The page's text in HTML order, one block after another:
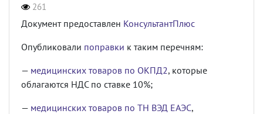
261
Документ предоставлен КонсультантПлюс
Опубликовали поправки к таким перечням:
— медицинских товаров по ОКПД2, которые
облагаются НДС по ставке 10%;
— медицинских товаров по ТН ВЭД ЕАЭС,